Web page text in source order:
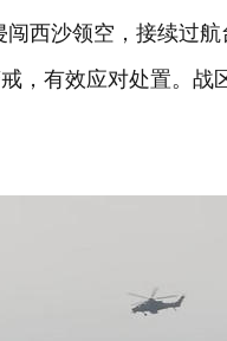
西沙领空，接续过
，有效应对处置。战